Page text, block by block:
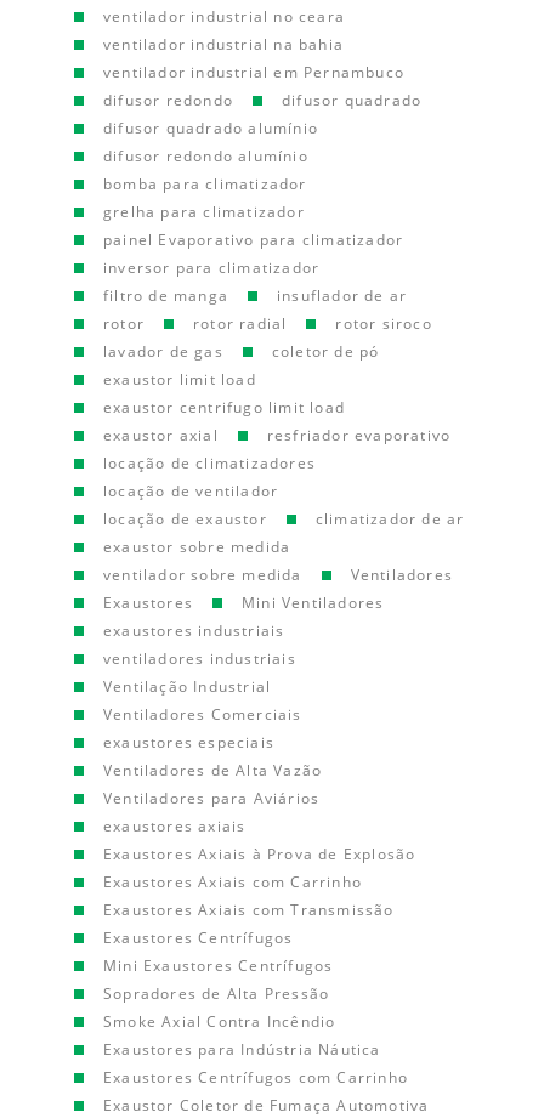
ventilador industrial no ceara
ventilador industrial na bahia
ventilador industrial em Pernambuco
difusor redondo
difusor quadrado
difusor quadrado alumínio
difusor redondo alumínio
bomba para climatizador
grelha para climatizador
painel Evaporativo para climatizador
inversor para climatizador
filtro de manga
insuflador de ar
rotor
rotor radial
rotor siroco
lavador de gas
coletor de pó
exaustor limit load
exaustor centrifugo limit load
exaustor axial
resfriador evaporativo
locação de climatizadores
locação de ventilador
locação de exaustor
climatizador de ar
exaustor sobre medida
ventilador sobre medida
Ventiladores
Exaustores
Mini Ventiladores
exaustores industriais
ventiladores industriais
Ventilação Industrial
Ventiladores Comerciais
exaustores especiais
Ventiladores de Alta Vazão
Ventiladores para Aviários
exaustores axiais
Exaustores Axiais à Prova de Explosão
Exaustores Axiais com Carrinho
Exaustores Axiais com Transmissão
Exaustores Centrífugos
Mini Exaustores Centrífugos
Sopradores de Alta Pressão
Smoke Axial Contra Incêndio
Exaustores para Indústria Náutica
Exaustores Centrífugos com Carrinho
Exaustor Coletor de Fumaça Automotiva